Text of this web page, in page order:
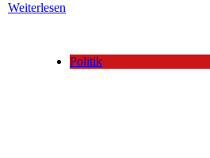
Weiterlesen
Politik